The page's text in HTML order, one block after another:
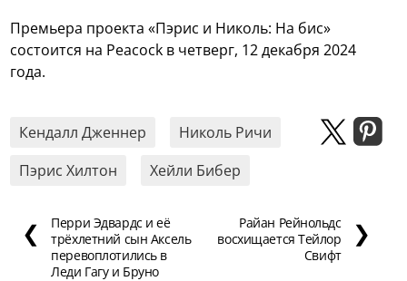
Премьера проекта «Пэрис и Николь: На бис»
состоится на Peacock в четверг, 12 декабря 2024
года.
Кендалл Дженнер
Николь Ричи
Пэрис Хилтон
Хейли Бибер
❮
Перри Эдвардс и её
трёхлетний сын Аксель
перевоплотились в
Леди Гагу и Бруно
Райан Рейнольдс
восхищается Тейлор
Свифт
❯